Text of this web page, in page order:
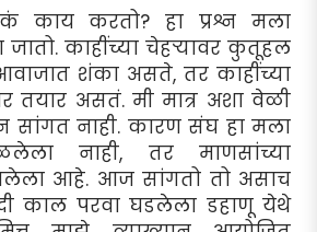
काय करतो? हा प्रश्न मला
काहींच्या चेहर्‍यावर कुतूहल
शंका असते, तर काहींच्या
तयार असतं. मी मात्र अशा वेळी
सांगत नाही. कारण संघ हा मला
नाही, तर माणसांच्या
आहे. आज सांगतो तो असाच
काल परवा घडलेला डहाणू येथे